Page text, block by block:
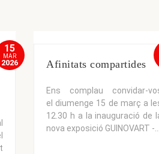
15
MAR
2026 Afinitats compartides
Ens complau convidar-
el diumenge 15 de març a
12.30 h a la inauguració de
nova exposició GUINOVART -...